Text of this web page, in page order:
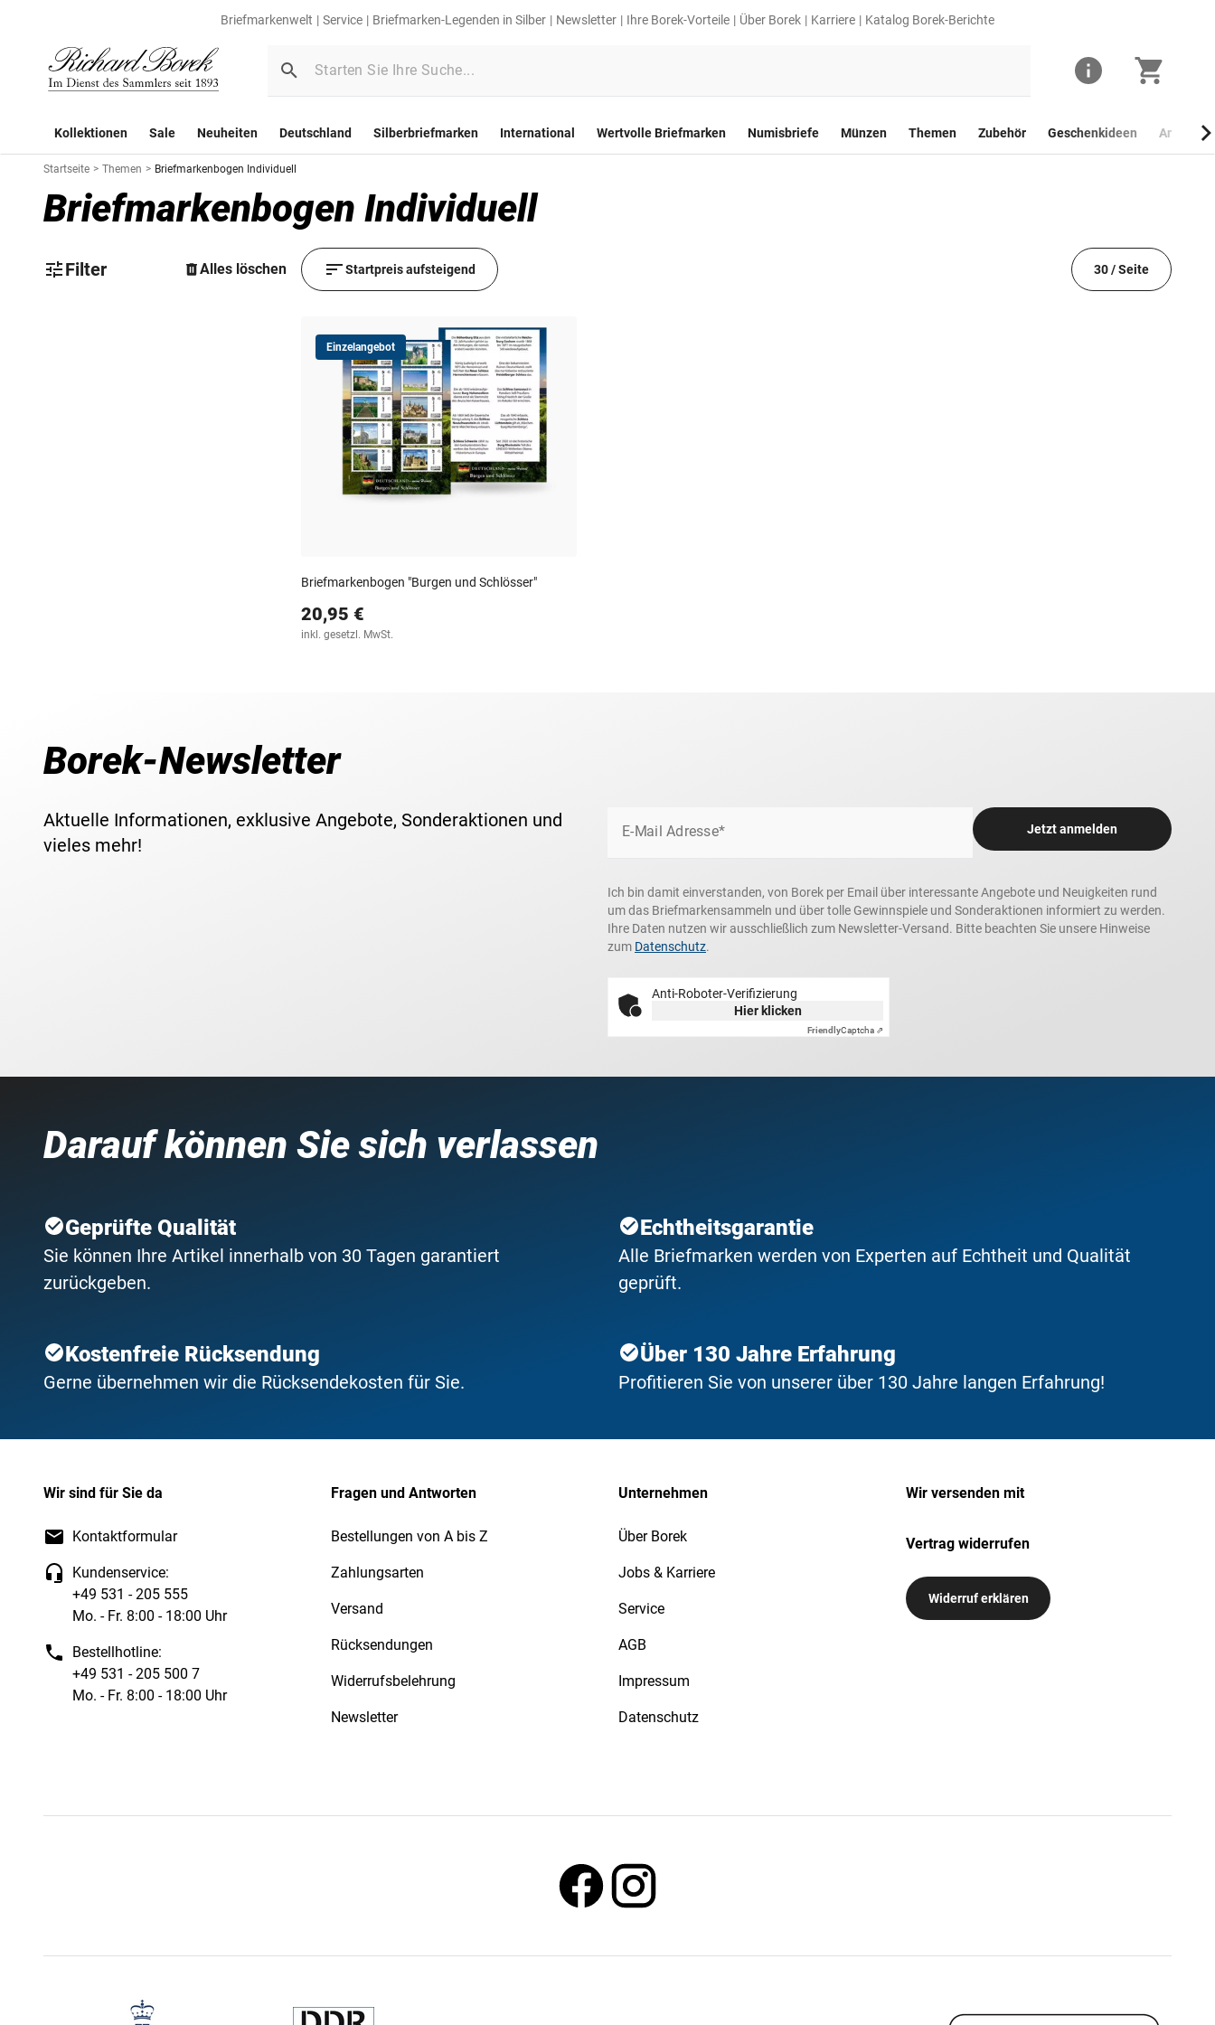
Briefmarkenwelt Service Briefmarken-Legenden in Silber Newsletter Ihre Borek-Vorteile Über Borek Karriere Katalog Borek-Berichte
Kollektionen Sale Neuheiten Deutschland Silberbriefmarken International Wertvolle Briefmarken Numisbriefe Münzen Themen Zubehör Geschenkideen
Startseite > Themen > Briefmarkenbogen Individuell
Briefmarkenbogen Individuell
Filter Alles löschen Startpreis aufsteigend 30 / Seite
Einzelangebot
Briefmarkenbogen "Burgen und Schlösser"
20,95 €
inkl. gesetzl. MwSt.
Borek-Newsletter
Aktuelle Informationen, exklusive Angebote, Sonderaktionen und
vieles mehr!
E-Mail Adresse* Jetzt anmelden
Ich bin damit einverstanden, von Borek per Email über interessante Angebote und Neuigkeiten rund
um das Briefmarkensammeln und über tolle Gewinnspiele und Sonderaktionen informiert zu werden.
Ihre Daten nutzen wir ausschließlich zum Newsletter-Versand. Bitte beachten Sie unsere Hinweise
zum Datenschutz.
Anti-Roboter-Verifizierung
Hier klicken
FriendlyCaptcha ⇗
Darauf können Sie sich verlassen
Geprüfte Qualität
Sie können Ihre Artikel innerhalb von 30 Tagen garantiert
zurückgeben.
Echtheitsgarantie
Alle Briefmarken werden von Experten auf Echtheit und Qualität
geprüft.
Kostenfreie Rücksendung
Gerne übernehmen wir die Rücksendekosten für Sie.
Über 130 Jahre Erfahrung
Profitieren Sie von unserer über 130 Jahre langen Erfahrung!
Wir sind für Sie da
Kontaktformular
Kundenservice:
+49 531 - 205 555
Mo. - Fr. 8:00 - 18:00 Uhr
Bestellhotline:
+49 531 - 205 500 7
Mo. - Fr. 8:00 - 18:00 Uhr
Fragen und Antworten
Bestellungen von A bis Z
Zahlungsarten
Versand
Rücksendungen
Widerrufsbelehrung
Newsletter
Unternehmen
Über Borek
Jobs & Karriere
Service
AGB
Impressum
Datenschutz
Wir versenden mit
Vertrag widerrufen
Widerruf erklären